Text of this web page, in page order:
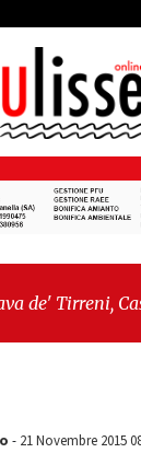
Tirreni, Caso
- 21 Novembre 2015